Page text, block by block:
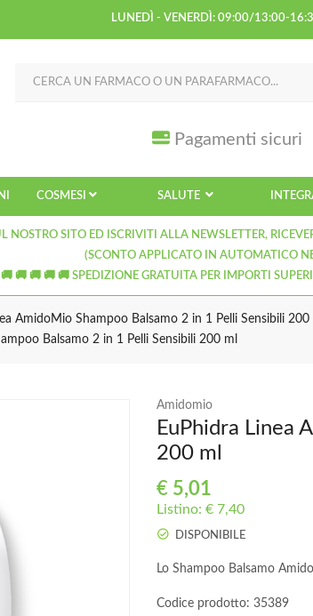
LUNEDÌ - VENERDÌ: 09:00/13:00-
Pagamenti sicuri
COSMESI SALUTE
NOSTRO SITO ED ISCRIVITI ALLA NEWSLETTER,
(SCONTO APPLICATO IN AUTOMATICO
🚚 🚚 🚚 🚚 SPEDIZIONE GRATUITA PER IMPORTI
AmidoMio Shampoo Balsamo 2 in 1 Pelli Sensibili 200
Balsamo 2 in 1 Pelli Sensibili 200 ml
Amidomio
EuPhidra Linea
200 ml
€ 5,01
Listino: € 7,40
DISPONIBILE
Lo Shampoo Balsamo
Codice prodotto: 35389